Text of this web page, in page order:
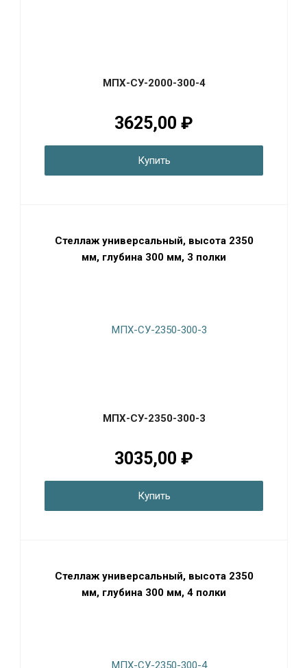
МПХ-СУ-2000-300-4
3625,00 ₽
Купить
Стеллаж универсальный, высота 2350
мм, глубина 300 мм, 3 полки
МПХ-СУ-2350-300-3
3035,00 ₽
Купить
Стеллаж универсальный, высота 2350
мм, глубина 300 мм, 4 полки